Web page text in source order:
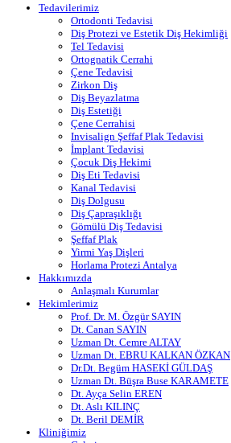
Tedavilerimiz
Ortodonti Tedavisi
Diş Protezi ve Estetik Diş Hekimliği
Tel Tedavisi
Ortognatik Cerrahi
Çene Tedavisi
Zirkon Diş
Diş Beyazlatma
Diş Estetiği
Çene Cerrahisi
Invisalign Şeffaf Plak Tedavisi
İmplant Tedavisi
Çocuk Diş Hekimi
Diş Eti Tedavisi
Kanal Tedavisi
Diş Dolgusu
Diş Çapraşıklığı
Gömülü Diş Tedavisi
Şeffaf Plak
Yirmi Yaş Dişleri
Horlama Protezi Antalya
Hakkımızda
Anlaşmalı Kurumlar
Hekimlerimiz
Prof. Dr. M. Özgür SAYIN
Dt. Canan SAYIN
Uzman Dt. Cemre ALTAY
Uzman Dt. EBRU KALKAN ÖZKAN
Dr.Dt. Begüm HASEKİ GÜLDAŞ
Uzman Dt. Büşra Buse KARAMETE
Dt. Ayça Selin EREN
Dt. Aslı KILINÇ
Dt. Beril DEMİR
Kliniğimiz